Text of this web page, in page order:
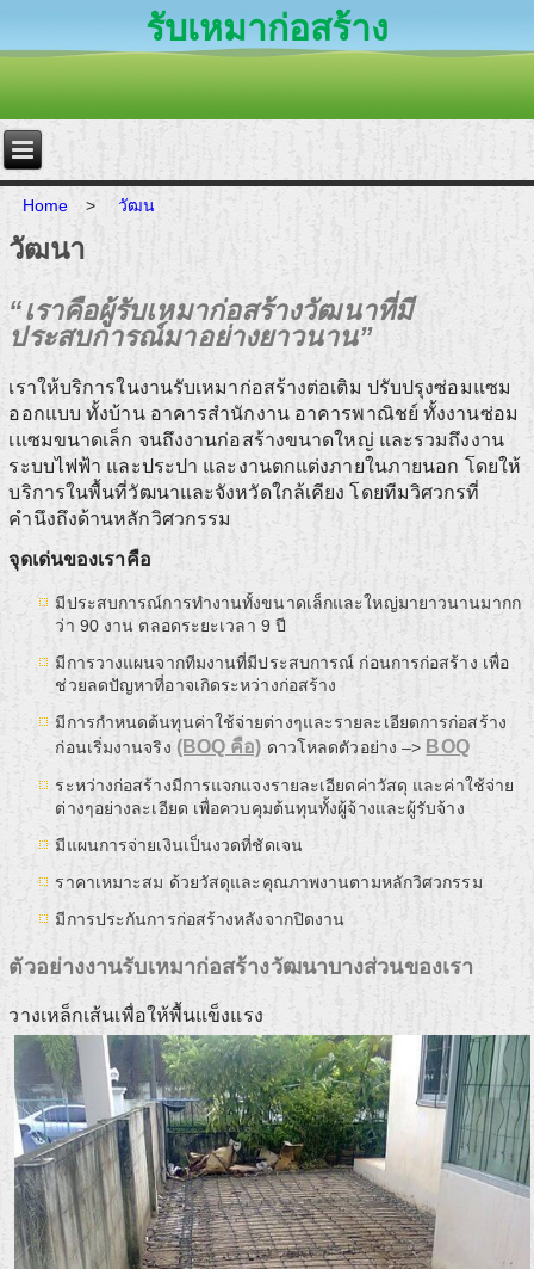
รับเหมาก่อสร้าง
Home > วัฒน
วัฒนา
“เราคือผู้รับเหมาก่อสร้างวัฒนาที่มี
ประสบการณ์มาอย่างยาวนาน”
เราให้บริการในงานรับเหมาก่อสร้างต่อเติม ปรับปรุงซ่อมแซม
ออกแบบ ทั้งบ้าน อาคารสำนักงาน อาคารพาณิชย์ ทั้งงานซ่อม
เแซมขนาดเล็ก จนถึงงานก่อสร้างขนาดใหญ่ และรวมถึงงาน
ระบบไฟฟ้า และประปา และงานตกแต่งภายในภายนอก โดยให้
บริการในพื้นที่วัฒนาและจังหวัดใกล้เคียง โดยทีมวิศวกรที่
คำนึงถึงด้านหลักวิศวกรรม
จุดเด่นของเราคือ
มีประสบการณ์การทำงานทั้งขนาดเล็กและใหญ่มายาวนานมากก
ว่า 90 งาน ตลอดระยะเวลา 9 ปี
มีการวางแผนจากทีมงานที่มีประสบการณ์ ก่อนการก่อสร้าง เพื่อ
ช่วยลดปัญหาที่อาจเกิดระหว่างก่อสร้าง
มีการกำหนดต้นทุนค่าใช้จ่ายต่างๆและรายละเอียดการก่อสร้าง
ก่อนเริ่มงานจริง (BOQ คือ) ดาวโหลดตัวอย่าง –> BOQ
ระหว่างก่อสร้างมีการแจกแจงรายละเอียดค่าวัสดุ และค่าใช้จ่าย
ต่างๆอย่างละเอียด เพื่อควบคุมต้นทุนทั้งผู้จ้างและผู้รับจ้าง
มีแผนการจ่ายเงินเป็นงวดที่ชัดเจน
ราคาเหมาะสม ด้วยวัสดุและคุณภาพงานตามหลักวิศวกรรม
มีการประกันการก่อสร้างหลังจากปิดงาน
ตัวอย่างงานรับเหมาก่อสร้างวัฒนาบางส่วนของเรา
วางเหล็กเส้นเพื่อให้พื้นแข็งแรง